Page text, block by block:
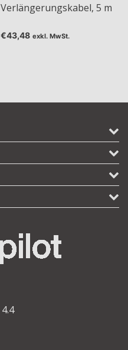
Verlängerungskabel, 5 m
€43,48 exkl. MwSt.
4.4